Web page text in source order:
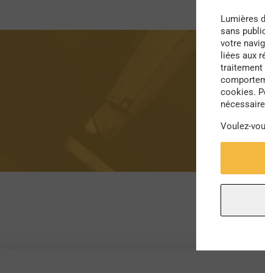
Lumières
sans
votre
liées aux
traitement
cookies.
Voulez-